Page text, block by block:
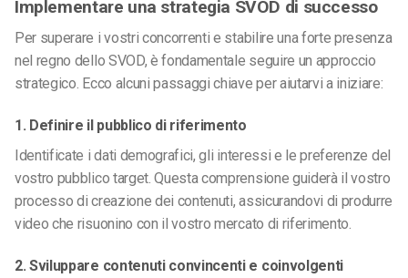
Implementare una strategia SVOD di successo
Per superare i vostri concorrenti e stabilire una forte presenza
nel regno dello SVOD, è fondamentale seguire un approccio
strategico. Ecco alcuni passaggi chiave per aiutarvi a iniziare:
1. Definire il pubblico di riferimento
Identificate i dati demografici, gli interessi e le preferenze del
vostro pubblico target. Questa comprensione guiderà il vostro
processo di creazione dei contenuti, assicurandovi di produrre
video che risuonino con il vostro mercato di riferimento.
2. Sviluppare contenuti convincenti e coinvolgenti